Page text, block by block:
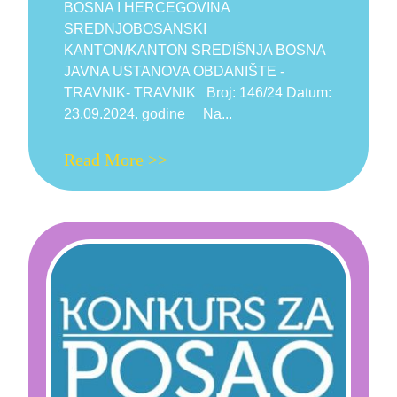
BOSNA I HERCEGOVINA
SREDNJOBOSANSKI
KANTON/KANTON SREDIŠNJA BOSNA
JAVNA USTANOVA OBDANIŠTE -
TRAVNIK- TRAVNIK Broj: 146/24 Datum:
23.09.2024. godine Na...
Read More >>